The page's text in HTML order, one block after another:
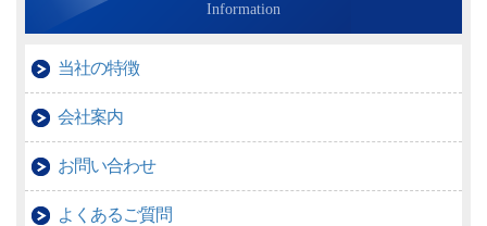
Information
当社の特徴
会社案内
お問い合わせ
よくあるご質問